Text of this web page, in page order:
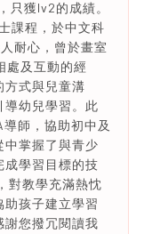
只獲lv2的成績。
課程，於中文科
耐心，曾於畫室
處及互動的經
方式與兒童溝
導幼兒學習。此
師，協助初中及
中掌握了與青少
成學習目標的技
對教學充滿熱忱
助孩子建立學習
謝您撥冗閱讀我